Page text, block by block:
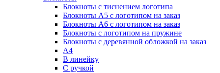
Блокноты с тиснением логотипа
Блокноты А5 с логотипом на заказ
Блокноты А6 с логотипом на заказ
Блокноты с логотипом на пружине
Блокноты с деревянной обложкой на заказ
A4
В линейку
С ручкой